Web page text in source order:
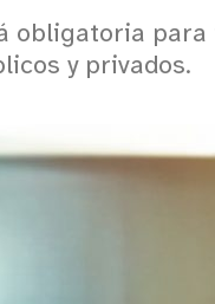
obligatoria
y privados.